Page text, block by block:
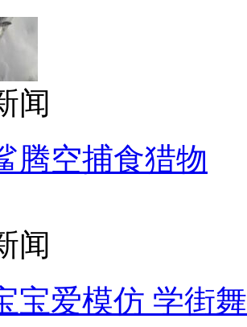
闻
腾空捕食猎物
闻
宝爱模仿 学街